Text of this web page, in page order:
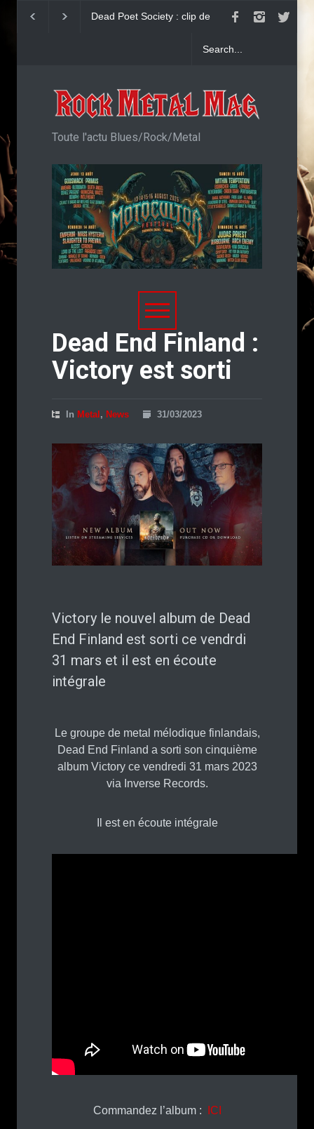
John Diva & The Rockets Of
Yngwie
Now Or Never
Toute l'actu Blues/Rock/Metal
Dead End Finland :
Victory est sorti
In Metal , News 31/03/2023
Victory le nouvel album de Dead
End Finland est sorti ce vendrdi
31 mars et il est en écoute
intégrale
Le groupe de metal mélodique finlandais,
Dead End Finland a sorti son cinquième
album Victory ce vendredi 31 mars 2023
via Inverse Records.
Il est en écoute intégrale
Commandez l’album : ICI